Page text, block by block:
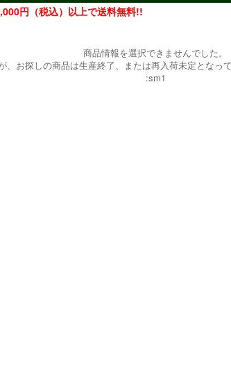
円（税込）以上で送料無料!!
商品情報を選択できませんでした。
、お探しの商品は生産終了、または再入荷未定となっ
:sm1